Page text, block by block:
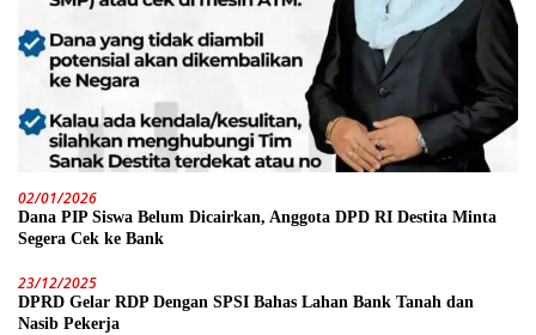
02/01/2026
Dana PIP Siswa Belum Dicairkan, Anggota DPD RI Destita Minta
Segera Cek ke Bank
23/12/2025
DPRD Gelar RDP Dengan SPSI Bahas Lahan Bank Tanah dan
Nasib Pekerja